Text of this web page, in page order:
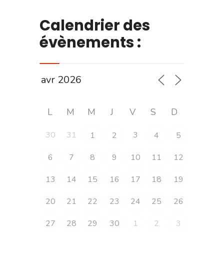
Calendrier des
évènements :
L M M J V S D
30 31 1 2 3 4
5
6
7 8 9 10 11
12
13
14 15 16 17 18
19
20
21 22 23 24 25
26
27
28 29 30 1 2 3